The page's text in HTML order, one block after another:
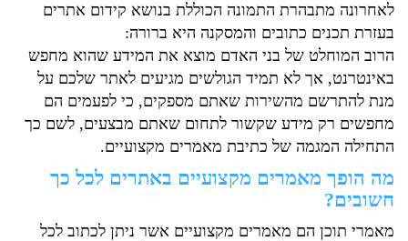
לאחרונה מתבהרת התמונה הכוללת בנושא קידום אתרים
בעזרת תכנים כתובים והמסקנה היא ברורה:
הרוב המוחלט של בני האדם מוצא את המידע שהוא מחפש
באינטרנט, אך לא תמיד הגולשים מגיעים לאתר שלכם על
מנת להתרשם מהשירות שאתם מספקים, כי לפעמים הם
מחפשים רק מידע שקשור לתחום שאתם מבצעים, לשם כך
התחילה המגמה של כתיבת מאמרים מקצועיים.
מה הופך מאמרים מקצועיים באתרים לכל כך
חשובים?
מאמרי תוכן הם מאמרים מקצועיים אשר ניתן לכתוב לכל